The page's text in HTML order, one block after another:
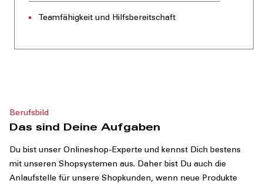
Teamfähigkeit und Hilfsbereitschaft
Berufsbild
Das sind Deine Aufgaben
Du bist unser Onlineshop-Experte und kennst Dich bestens
mit unseren Shopsystemen aus. Daher bist Du auch die
Anlaufstelle für unsere Shopkunden, wenn neue Produkte